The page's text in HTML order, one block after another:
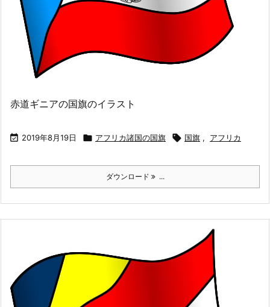
赤道ギニアの国旗のイラスト
 2019年8月19日  アフリカ諸国の国旗  国旗 , アフリカ
ダウンロード ...